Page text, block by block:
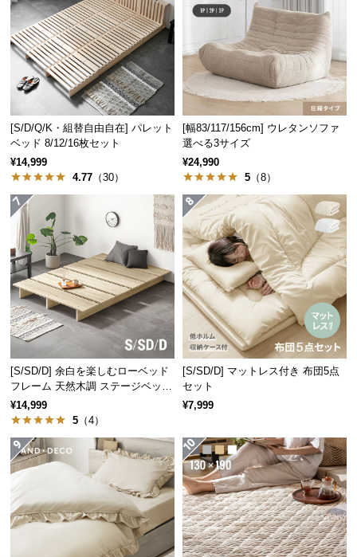
員
規
約
に
つ
て
お
客
様
ポ
ー
ト
知
ら
せ
ブ
ロ
グ
[S/D/Q/K・組替自由自在] パレット
ベッド 8/12/16枚セット
¥14,999
4.77 （30）
[幅83/117/156cm] ウレタンソファ
選べる3サイズ
¥24,990
5 （8）
[S/SD/D] 余白を楽しむローベッド
フレーム 天然木調 ステージベッド
ロボット掃除機対応
¥14,999
5 （4）
[S/SD/D] マットレス付き 布団5点
セット
¥7,999